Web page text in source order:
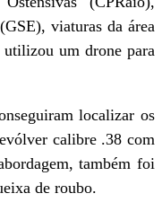
viaturas da área
um drone para
localizar os
calibre .38 com
também foi
de roubo.